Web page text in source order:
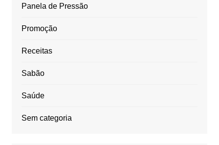
Panela de Pressão
Promoção
Receitas
Sabão
Saúde
Sem categoria